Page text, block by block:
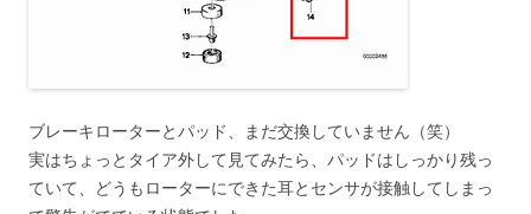
ブレーキローターとパッド、まだ交換していません（笑）
実はちょっとタイア外して見てみたら、パッドはしっかり残っ
ていて、どうもローターにできた耳とセンサが接触してしまっ